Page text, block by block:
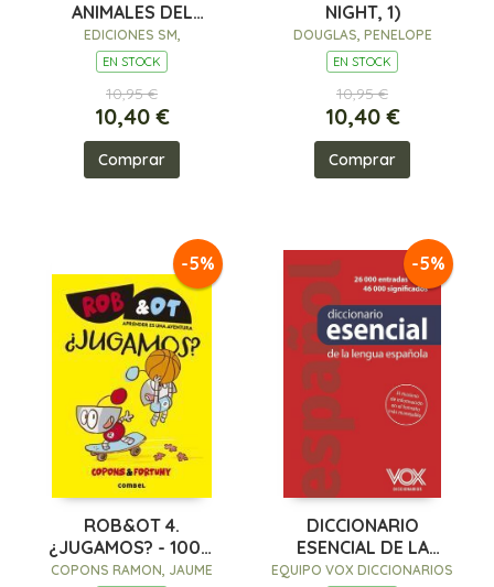
ANIMALES DEL
BOSQUE
EDICIONES SM,
EN STOCK
10,95 €
10,40 €
Comprar
NIGHT, 1)
DOUGLAS, PENELOPE
EN STOCK
10,95 €
10,40 €
Comprar
-5%
ROB&OT 4.
¿JUGAMOS? - 100%
PEFC
COPONS RAMON, JAUME
-5%
DICCIONARIO
ESENCIAL DE LA
LENGUA ESPAÑOLA
EQUIPO VOX DICCIONARIOS